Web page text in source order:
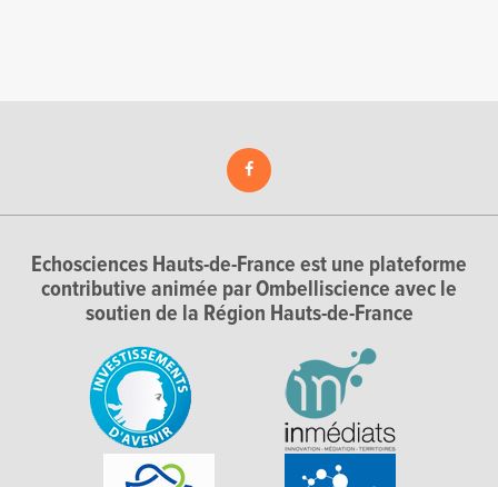
Echosciences Hauts-de-France est une plateforme
contributive animée par Ombelliscience avec le
soutien de la Région Hauts-de-France